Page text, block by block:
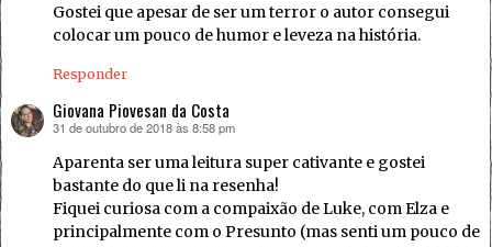
Gostei que apesar de ser um terror o autor consegui
colocar um pouco de humor e leveza na história.
Responder
Giovana Piovesan da Costa
disse:
31 de outubro de 2018 às 8:58 pm
Aparenta ser uma leitura super cativante e gostei
bastante do que li na resenha!
Fiquei curiosa com a compaixão de Luke, com Elza e
principalmente com o Presunto (mas senti um pouco de